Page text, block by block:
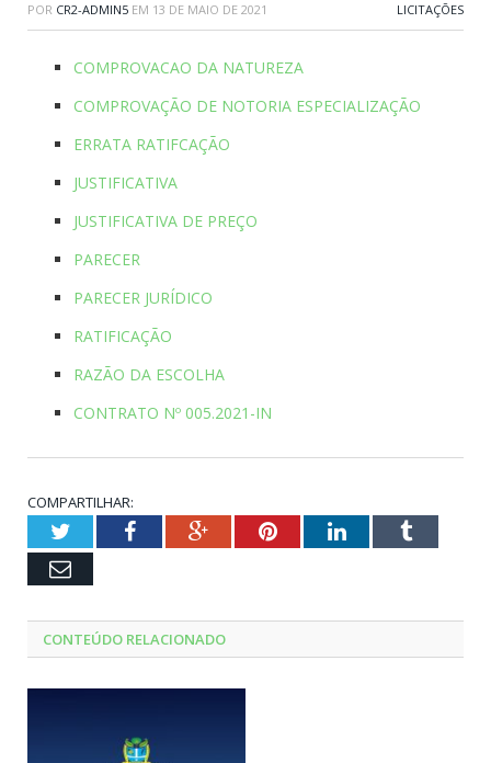
POR CR2-ADMIN5 EM 13 DE MAIO DE 2021 LICITAÇÕES
COMPROVACAO DA NATUREZA
COMPROVAÇÃO DE NOTORIA ESPECIALIZAÇÃO
ERRATA RATIFCAÇÃO
JUSTIFICATIVA
JUSTIFICATIVA DE PREÇO
PARECER
PARECER JURÍDICO
RATIFICAÇÃO
RAZÃO DA ESCOLHA
CONTRATO Nº 005.2021-IN
COMPARTILHAR:
TwitterFacebookGoogle+PinterestLinkedInTumblr
Email
CONTEÚDO RELACIONADO